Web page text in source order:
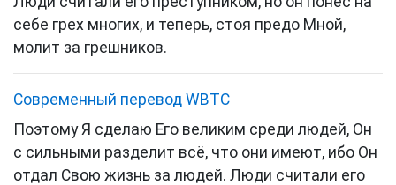
себе грех многих, и теперь, стоя предо Мной,
молит за грешников.
Cовременный перевод WBTC
Поэтому Я сделаю Его великим среди людей, Он
с сильными разделит всё, что они имеют, ибо Он
отдал Свою жизнь за людей. Люди считали его